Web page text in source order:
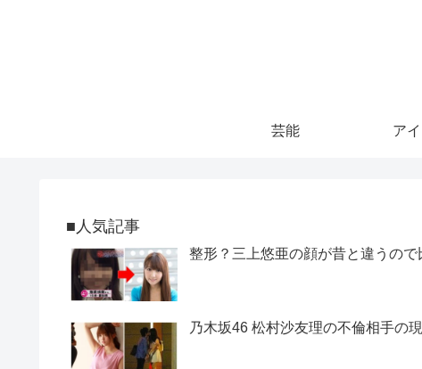
芸能 ア
■人気記事
整形？三上悠亜の顔が昔と違うの
乃木坂46 松村沙友理の不倫相手の